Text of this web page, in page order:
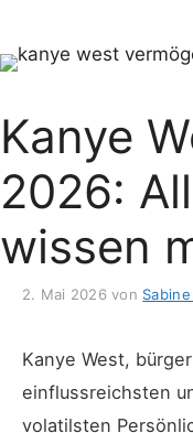
Kanye
2026:
wissen
2. Mai 2026 von
Kanye West,
einflussreichsten
volatilsten